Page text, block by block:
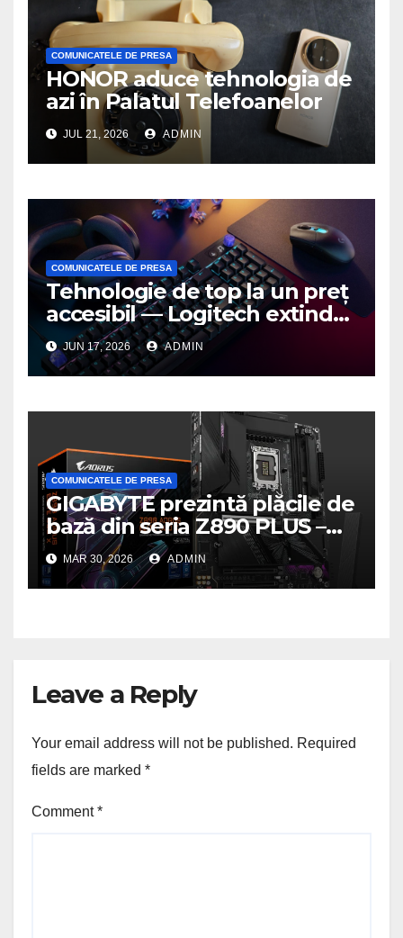
COMUNICATELE DE PRESA
HONOR aduce tehnologia de
azi în Palatul Telefoanelor
JUL 21, 2026 ADMIN
COMUNICATELE DE PRESA
Tehnologie de top la un preț
accesibil — Logitech extinde
seria G3 cu un nou mouse și
o nouă tastatură pentru
gaming pe PC
JUN 17, 2026 ADMIN
COMUNICATELE DE PRESA
GIGABYTE prezintă plăcile de
bază din seria Z890 PLUS –
performanță de ultimă
generație la un nou nivel
MAR 30, 2026 ADMIN
Leave a Reply
Your email address will not be published. Required
fields are marked *
Comment*